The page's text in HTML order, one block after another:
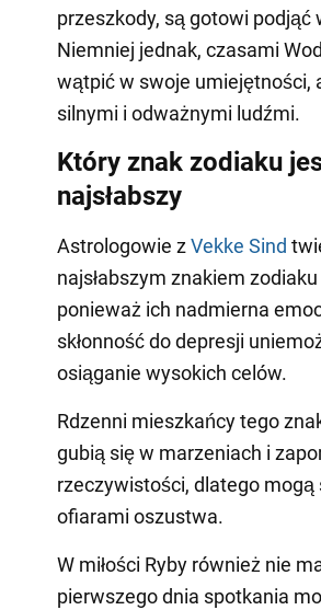
przeszkody, są gotowi podjąć
Niemniej jednak, czasami
wątpić w swoje umiejętności,
silnymi i odważnymi ludźmi.
Który znak zodiaku
najsłabszy
Astrologowie zVekke Sind
najsłabszym znakiem zodiaku
ponieważ ich nadmierna
skłonność do depresji
osiąganie wysokich celów.
Rdzenni mieszkańcy tego
gubią się w marzeniach i
rzeczywistości, dlatego mogą
ofiarami oszustwa.
W miłości Ryby również nie
pierwszego dnia spotkania